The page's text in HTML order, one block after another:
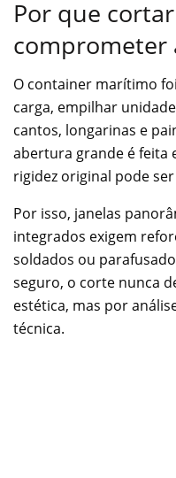
Por que
comprometer
O container marítimo
carga, empilhar
cantos, longarinas e
abertura grande é feita
rigidez original pode
Por isso, janelas
integrados exigem
soldados ou
seguro, o corte nunca
estética, mas por
técnica.